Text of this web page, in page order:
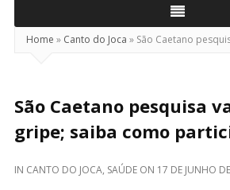
Home » Canto do Joca » São Caetano
São Caetano pesquisa
gripe; saiba como
IN CANTO DO JOCA, SAÚDE ON 17 DE JUNHO